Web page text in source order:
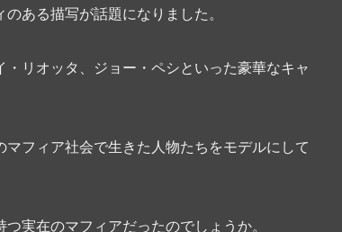
ある描写が話題になりました。
リオッタ、ジョー・ペシといった豪華なキャ
フィア社会で生きた人物たちをモデルにして
実在のマフィアだったのでしょうか。